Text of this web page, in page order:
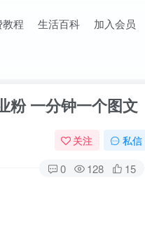
程 生活百科 加入会员
粉 一分钟一个图文
关注 私信
0 128 15